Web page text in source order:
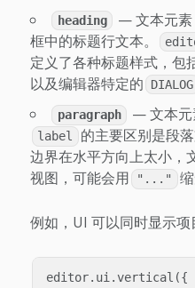
heading
— 文本元素
框中的标题行文本。
定义了各种标题样式，包
以及编辑器特定的
DIALOG
paragraph — 文本元
label
的主要区别是段
边界在水平方向上太小，
视图，可能会用
"..." 缩
例如，UI 可以同时显示项
editor. ui .vertical ({